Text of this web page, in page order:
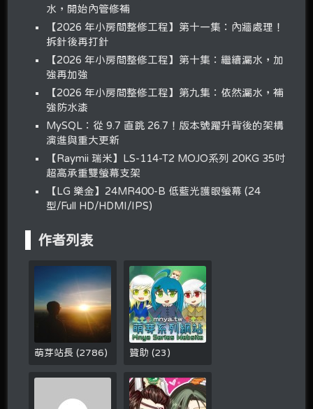
水，開始內管修補
【2026 年小房間整修工程】第十一集：內牆處理！
拆針後再打針
【2026 年小房間整修工程】第十集：繼續漏水，加
強再加強
【2026 年小房間整修工程】第九集：依然漏水，補
強防水漆
MySQL：從 9.7 直跳 26.7！版本號躍升背後的架構
演進與重大更新
【Raymii 瑞米】LS-114-T2 MOJO系列 20KG 35吋
超高承重雙螢幕支架
【LG 樂金】24MR400-B 低藍光護眼螢幕 (24
型/Full HD/HDMI/IPS)
作者列表
萌芽站長(2786) 贊助(23 )